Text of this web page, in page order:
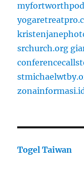
srchurch.org
Togel Taiwan